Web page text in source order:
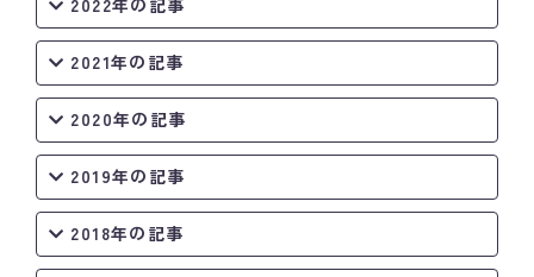
2022年の記事
2021年の記事
2020年の記事
2019年の記事
2018年の記事